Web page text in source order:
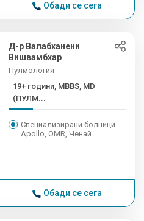
Обади се сега
Д-р Валабханени
Вишвамбхар
Пулмология
19+ години, MBBS, MD
(ПУЛМ...
Специализирани болници
Apollo, OMR, Ченай
Обади се сега